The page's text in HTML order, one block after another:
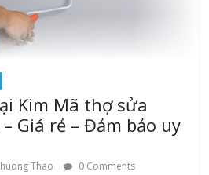
Kim Mã thợ sửa
Giá rẻ – Đảm bảo uy
Thao 0 Comments